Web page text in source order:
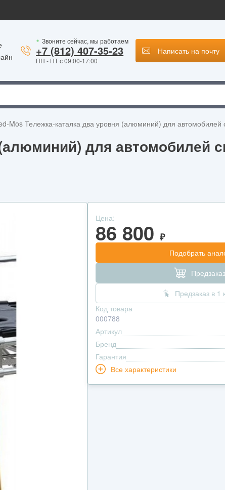
Звоните сейчас, мы работаем
+7 (812) 407-35-23
ПН - ПТ с 09:00-17:00
Написать на почту
Mos Тележка-каталка два уровня (алюминий) для
для автомобилей
Цена:
86 800 ₽
Подобрать
Предзаказ
Предзаказ в 1
Код товара
000788
Артикул
Бренд
Гарантия
Все характеристики